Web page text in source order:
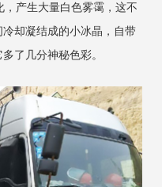
产生大量白色雾霭，这不
却凝结成的小冰晶，自带
了几分神秘色彩。